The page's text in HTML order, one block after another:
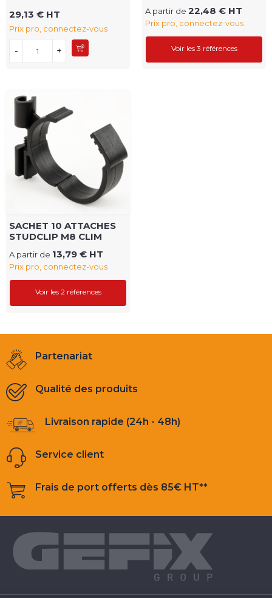
29,13 € HT
Prix pro, connectez-vous
- +
A partir de 22,48 € HT
Prix pro, connectez-vous
Voir les 3 références
SACHET 10 ATTACHES
STUDCLIP M8 CLIM
A partir de 13,79 € HT
Prix pro, connectez-vous
Voir les 2 références
Partenariat
Qualité des produits
Livraison rapide (24h - 48h)
Service client
Frais de port offerts dès 85€ HT**